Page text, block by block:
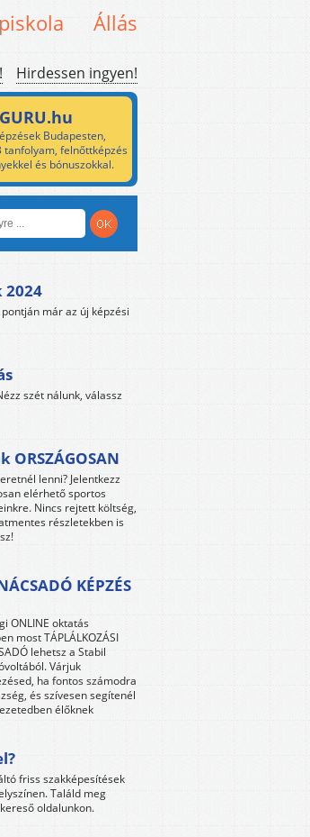
Állás
Hirdessen ingyen!
Budapesten,
tanfolyam, felnőttképzés
és bónuszokkal.
2024
már az új képzési
szét nálunk, válassz
ORSZÁGOSAN
lenni? Jelentkezz
elérhető sportos
Nincs rejtett költség,
részletekben is
KÉPZÉS
ONLINE oktatás
most TÁPLÁLKOZÁSI
lehetsz a Stabil
Várjuk
ha fontos számodra
és szívesen segítenél
élőknek
friss szakképesítések
Találd meg
oldalunkon.